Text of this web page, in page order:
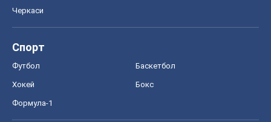
Черкаси
Спорт
Футбол Баскетбол
Хокей Бокс
Формула-1